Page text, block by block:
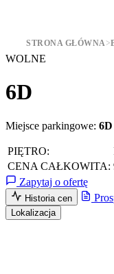
STRONA GŁÓWNA>
WOLNE
6D
Miejsce parkingowe: 6D
PIĘTRO:
CENA CAŁKOWITA:
Zapytaj o ofertę
Historia cen
Lokalizacja